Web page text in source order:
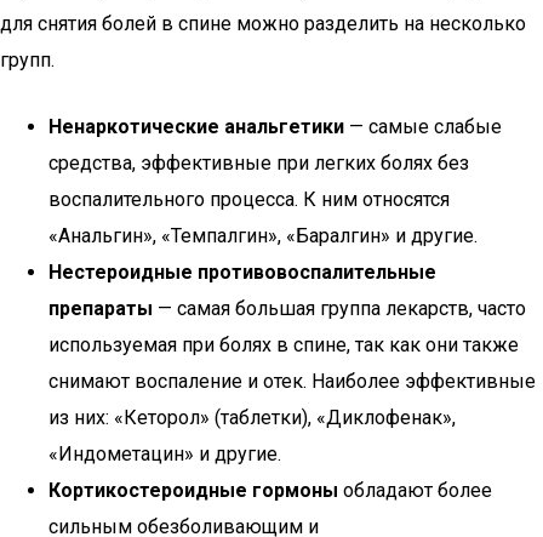
для снятия болей в спине можно разделить на несколько
групп.
Ненаркотические анальгетики — самые слабые
средства, эффективные при легких болях без
воспалительного процесса. К ним относятся
«Анальгин», «Темпалгин», «Баралгин» и другие.
Нестероидные противовоспалительные
препараты — самая большая группа лекарств, часто
используемая при болях в спине, так как они также
снимают воспаление и отек. Наиболее эффективные
из них: «Кеторол» (таблетки), «Диклофенак»,
«Индометацин» и другие.
Кортикостероидные гормоны обладают более
сильным обезболивающим и